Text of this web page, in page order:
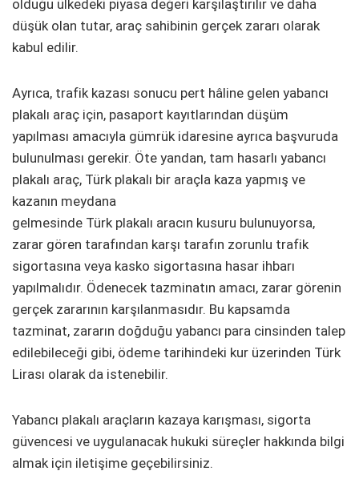
olduğu ülkedeki piyasa değeri karşılaştırılır ve daha
düşük olan tutar, araç sahibinin gerçek zararı olarak
kabul edilir.
Ayrıca, trafik kazası sonucu pert hâline gelen yabancı
plakalı araç için, pasaport kayıtlarından düşüm
yapılması amacıyla gümrük idaresine ayrıca başvuruda
bulunulması gerekir. Öte yandan, tam hasarlı yabancı
plakalı araç, Türk plakalı bir araçla kaza yapmış ve
kazanın meydana
gelmesinde Türk plakalı aracın kusuru bulunuyorsa,
zarar gören tarafından karşı tarafın zorunlu trafik
sigortasına veya kasko sigortasına hasar ihbarı
yapılmalıdır. Ödenecek tazminatın amacı, zarar görenin
gerçek zararının karşılanmasıdır. Bu kapsamda
tazminat, zararın doğduğu yabancı para cinsinden talep
edilebileceği gibi, ödeme tarihindeki kur üzerinden Türk
Lirası olarak da istenebilir.
Yabancı plakalı araçların kazaya karışması, sigorta
güvencesi ve uygulanacak hukuki süreçler hakkında bilgi
almak için iletişime geçebilirsiniz.